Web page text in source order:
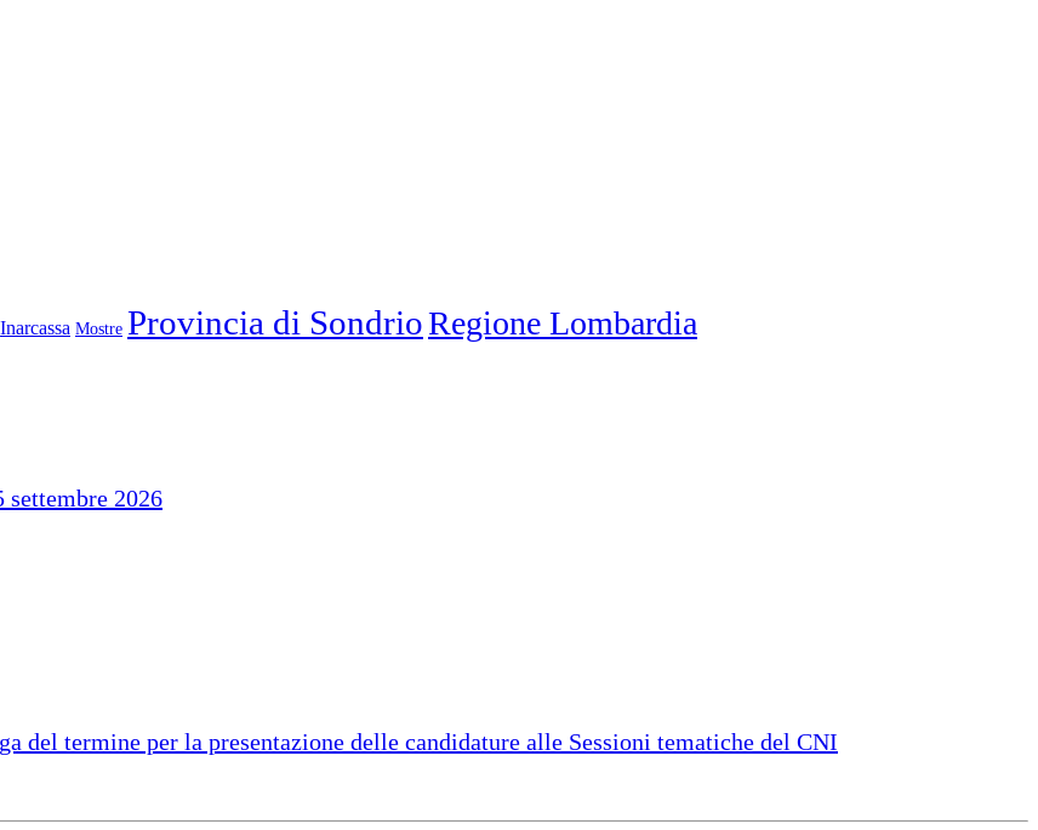
Inarcassa Mostre Provincia di SondrioRegione Lombardia
2026
del termine per la presentazione delle candidature alle Sessioni tematiche del CNI